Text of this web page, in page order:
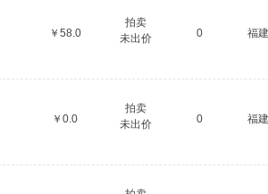
￥58.0
拍卖
未出价
0 福
￥0.0
拍卖
未出价
0 福